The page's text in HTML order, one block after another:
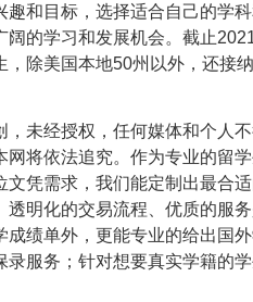
趣和目标，选择适合自己的学
阔的学习和发展机会。截止
，除美国本地50州以外，还接
，未经授权，任何媒体和个人
网将依法追究。作为专业的留
文凭需求，我们能定制出最合
透明化的交易流程、优质的服
成绩单外，更能专业的给出国
服务；针对想要真实学籍的学